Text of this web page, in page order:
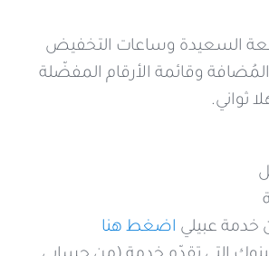
السعيدة وساعات التخفيض
وقائمة الأرقام المفضّلة
ثواني.
خدمة عبيلي اضغط هنا